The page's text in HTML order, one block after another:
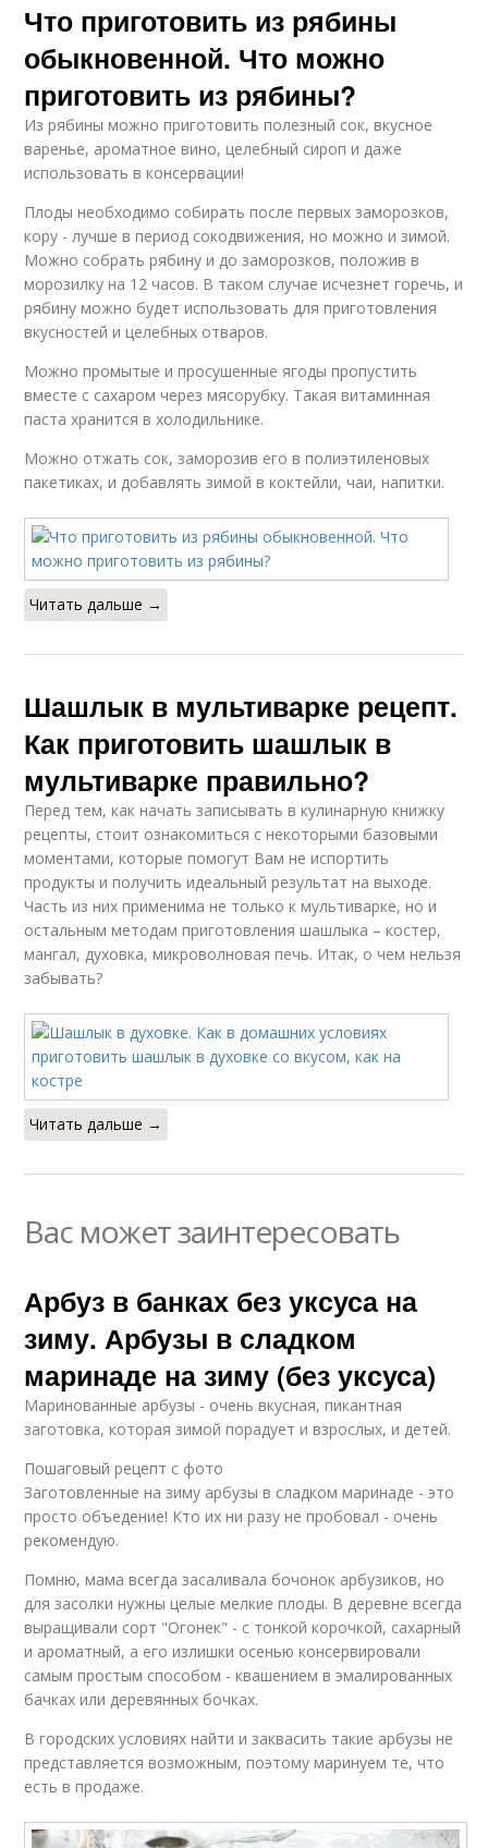
Что приготовить из рябины
обыкновенной. Что можно
приготовить из рябины?
Из рябины можно приготовить полезный сок, вкусное
варенье, ароматное вино, целебный сироп и даже
использовать в консервации!
Плоды необходимо собирать после первых заморозков,
кору - лучше в период сокодвижения, но можно и зимой.
Можно собрать рябину и до заморозков, положив в
морозилку на 12 часов. В таком случае исчезнет горечь, и
рябину можно будет использовать для приготовления
вкусностей и целебных отваров.
Можно промытые и просушенные ягоды пропустить
вместе с сахаром через мясорубку. Такая витаминная
паста хранится в холодильнике.
Можно отжать сок, заморозив его в полиэтиленовых
пакетиках, и добавлять зимой в коктейли, чаи, напитки.
Читать дальше →
Шашлык в мультиварке рецепт.
Как приготовить шашлык в
мультиварке правильно?
Перед тем, как начать записывать в кулинарную книжку
рецепты, стоит ознакомиться с некоторыми базовыми
моментами, которые помогут Вам не испортить
продукты и получить идеальный результат на выходе.
Часть из них применима не только к мультиварке, но и
остальным методам приготовления шашлыка – костер,
мангал, духовка, микроволновая печь. Итак, о чем нельзя
забывать?
Читать дальше →
Вас может заинтересовать
Арбуз в банках без уксуса на
зиму. Арбузы в сладком
маринаде на зиму (без уксуса)
Маринованные арбузы - очень вкусная, пикантная
заготовка, которая зимой порадует и взрослых, и детей.
Пошаговый рецепт с фото
Заготовленные на зиму арбузы в сладком маринаде - это
просто объедение! Кто их ни разу не пробовал - очень
рекомендую.
Помню, мама всегда засаливала бочонок арбузиков, но
для засолки нужны целые мелкие плоды. В деревне всегда
выращивали сорт "Огонек" - с тонкой корочкой, сахарный
и ароматный, а его излишки осенью консервировали
самым простым способом - квашением в эмалированных
бачках или деревянных бочках.
В городских условиях найти и заквасить такие арбузы не
представляется возможным, поэтому маринуем те, что
есть в продаже.